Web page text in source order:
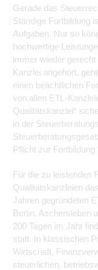
Gerade das
Ständige Fortbildung
Aufgaben. Nur so
hochwertige
immer wieder
Kanzlei angehört,
einen beachtlichen
von allen ETL-
Qualitätskanzlei“
in der
Pflicht zur Fortbildung
Für die zu leistenden
Qualitätskanzleien
Jahren gegründeten
Berlin, Aschersleben
200 Tagen im Jahr
statt. In klassischen
Wirtschaft,
steuerlichen,